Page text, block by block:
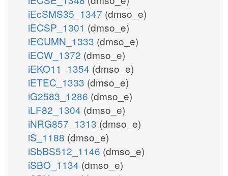
iEcSMS35_1347 (dmso_e)
iECSP_1301 (dmso_e)
iECUMN_1333 (dmso_e)
iECW_1372 (dmso_e)
iEKO11_1354 (dmso_e)
iETEC_1333 (dmso_e)
iG2583_1286 (dmso_e)
iLF82_1304 (dmso_e)
iNRG857_1313 (dmso_e)
iS_1188 (dmso_e)
iSbBS512_1146 (dmso_e)
iSBO_1134 (dmso_e)